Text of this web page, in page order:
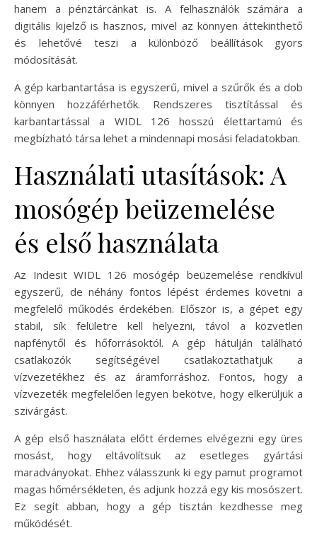
hanem a pénztárcánkat is. A felhasználók számára a
digitális kijelző is hasznos, mivel az könnyen áttekinthető
és lehetővé teszi a különböző beállítások gyors
módosítását.
A gép karbantartása is egyszerű, mivel a szűrők és a dob
könnyen hozzáférhetők. Rendszeres tisztítással és
karbantartással a WIDL 126 hosszú élettartamú és
megbízható társa lehet a mindennapi mosási feladatokban.
Használati utasítások: A
mosógép beüzemelése
és első használata
Az Indesit WIDL 126 mosógép beüzemelése rendkívül
egyszerű, de néhány fontos lépést érdemes követni a
megfelelő működés érdekében. Először is, a gépet egy
stabil, sík felületre kell helyezni, távol a közvetlen
napfénytől és hőforrásoktól. A gép hátulján található
csatlakozók segítségével csatlakoztathatjuk a
vízvezetékhez és az áramforráshoz. Fontos, hogy a
vízvezeték megfelelően legyen bekötve, hogy elkerüljük a
szivárgást.
A gép első használata előtt érdemes elvégezni egy üres
mosást, hogy eltávolítsuk az esetleges gyártási
maradványokat. Ehhez válasszunk ki egy pamut programot
magas hőmérsékleten, és adjunk hozzá egy kis mosószert.
Ez segít abban, hogy a gép tisztán kezdhesse meg
működését.